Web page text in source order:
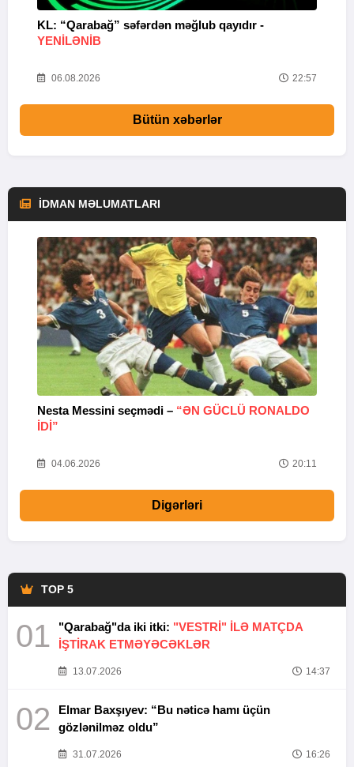
KL: “Qarabağ” səfərdən məğlub qayıdır -
YENİLƏNİB
06.08.2026 22:57
Bütün xəbərlər
İDMAN MƏLUMATLARI
Nesta Messini seçmədi – “ƏN GÜCLÜ RONALDO
IDI”
04.06.2026 20:11
Digərləri
TOP 5
01 "Qarabağ"da iki itki: "VESTRİ" İLƏ MATÇDA
İŞTİRAK ETMƏYƏCƏKLƏR
13.07.2026 14:37
02
Elmar Baxşıyev: “Bu nəticə hamı üçün
gözlənilməz oldu”
31.07.2026 16:26